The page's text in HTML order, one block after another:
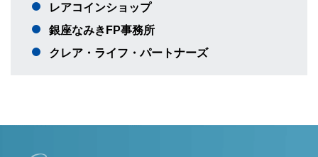
レアコインショップ
銀座なみきFP事務所
クレア・ライフ・パートナーズ